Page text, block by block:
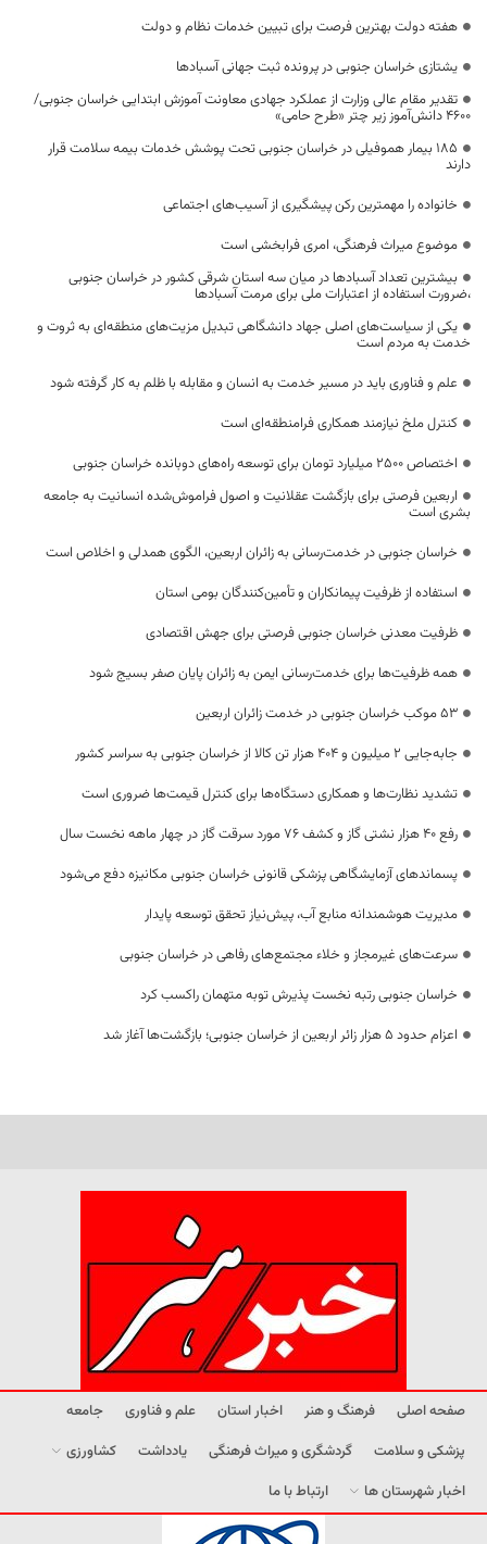
هفته دولت بهترین فرصت برای تبیین خدمات نظام و دولت
یشتازی خراسان جنوبی در پرونده ثبت جهانی آسبادها
تقدیر مقام عالی وزارت از عملکرد جهادی معاونت آموزش ابتدایی خراسان جنوبی/
۴۶۰۰ دانش‌آموز زیر چتر «طرح حامی»
۱۸۵ بیمار هموفیلی در خراسان جنوبی تحت پوشش خدمات بیمه سلامت قرار
دارند
خانواده را مهمترین رکن پیشگیری از آسیب‌های اجتماعی
موضوع میراث فرهنگی، امری فرابخشی است
بیشترین تعداد آسبادها در میان سه استان شرقی کشور در خراسان جنوبی
،ضرورت استفاده از اعتبارات ملی برای مرمت آسبادها
یکی از سیاست‌های اصلی جهاد دانشگاهی تبدیل مزیت‌های منطقه‌ای به ثروت و
خدمت به مردم است
علم و فناوری باید در مسیر خدمت به انسان و مقابله با ظلم به کار گرفته شود
کنترل ملخ نیازمند همکاری فرامنطقه‌ای است
اختصاص 2500 میلیارد تومان برای توسعه راه‌های دوبانده خراسان جنوبی
اربعین فرصتی برای بازگشت عقلانیت و اصول فراموش‌شده انسانیت به جامعه
بشری است
خراسان جنوبی در خدمت‌رسانی به زائران اربعین، الگوی همدلی و اخلاص است
استفاده از ظرفیت پیمانکاران و تأمین‌کنندگان بومی استان
ظرفیت معدنی خراسان جنوبی فرصتی برای جهش اقتصادی
همه ظرفیت‌ها برای خدمت‌رسانی ایمن به زائران پایان صفر بسیج شود
53 موکب خراسان جنوبی در خدمت زائران اربعین
جابه‌جایی 2 میلیون و 404 هزار تن کالا از خراسان جنوبی به سراسر کشور
تشدید نظارت‌ها و همکاری دستگاه‌ها برای کنترل قیمت‌ها ضروری است
رفع 40 هزار نشتی گاز و کشف 76 مورد سرقت گاز در چهار ماهه نخست سال
پسماندهای آزمایشگاهی پزشکی قانونی خراسان جنوبی مکانیزه دفع می‌شود
مدیریت هوشمندانه منابع آب، پیش‌نیاز تحقق توسعه پایدار
سرعت‌های غیرمجاز و خلاء مجتمع‌های رفاهی در خراسان جنوبی
خراسان جنوبی رتبه نخست پذیرش توبه متهمان راکسب کرد
اعزام حدود 5 هزار زائر اربعین از خراسان جنوبی؛ بازگشت‌ها آغاز شد
صفحه اصلی فرهنگ و هنر اخبار استان علم و فناوری
جامعه
پزشکی و سلامت
گردشگری و میراث فرهنگی یادداشت
کشاورزی
اخبار شهرستان ها
ارتباط با ما